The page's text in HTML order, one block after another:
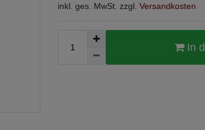
inkl. ges. MwSt. zzgl. Versandkosten
In